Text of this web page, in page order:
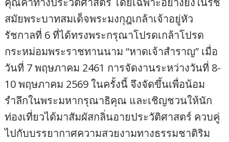
สมัยพระบาทสมเด็จพระมงกุฎเกล้าเจ้าอยู่หัว
รัชกาลที่ 6 ที่ได้ทรงพระกรุณาโปรดเกล้าโปรด
กระหม่อมพระราชทานนาม “หาดเจ้าสำราญ” เมื่อ
วันที่ 7 พฤษภาคม 2461 การจัดงานระหว่างวันที่ 8-
10 พฤษภาคม 2569 ในครั้งนี้ จึงจัดขึ้นเพื่อน้อม
รำลึกในพระมหากรุณาธิคุณ และเชิญชวนให้นัก
ท่องเที่ยวได้มาสัมผัสกลิ่นอายประวัติศาสตร์ ควบคู่
ไปกับบรรยากาศความสวยงามทางธรรมชาติริม